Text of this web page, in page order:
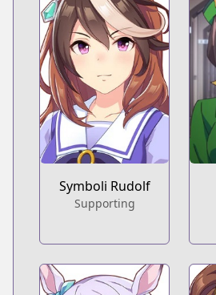
Symboli Rudolf
Supporting